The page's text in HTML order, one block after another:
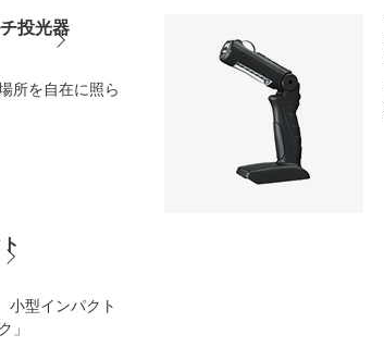
投光器
所を自在に照ら
小型インパクト
」